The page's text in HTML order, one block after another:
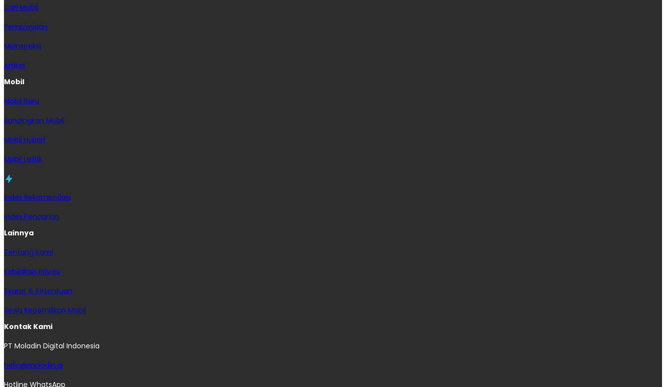
Cari Mobil
Pembiayaan
MoInspeksi
Artikel
Mobil
Mobil Baru
Bandingkan Mobil
Mobil Hybrid
Mobil Listrik
Index Rekomendasi
Index Pencarian
Lainnya
Tentang Kami
Kebijakan Privasi
Syarat & Ketentuan
Sewa Kepemilikan Mobil
Kontak Kami
PT Moladin Digital Indonesia
hello@moladin.ai
Hotline WhatsApp